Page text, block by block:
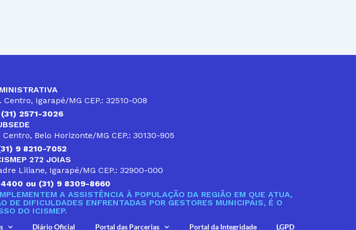
Igarapé/MG CEP.: 32510-008
(31) 2571-3026
Belo Horizonte/MG CEP.: 30130-905
9 8210-7052
272 JOIAS
Liliane, Igarapé/MG CEP.: 32900-000
4400 ou (31) 9 8309-8660
A ASSISTÊNCIA À POPULAÇÃO DA REGIÃO EM QUE ATUA,
DE DIFICULDADES ENFRENTADAS POR GESTORES MUNICIPAIS, É O
DO ICISMEP.
Diário Oficial Portal das Parcerias Portal da Integridade LGPD